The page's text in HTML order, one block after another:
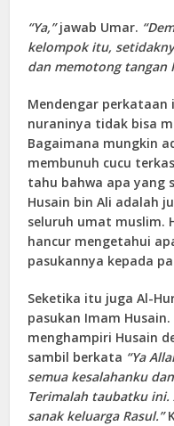
“Ya,”jawab Umar.
kelompok itu,
dan memotong tangan
Mendengar
nuraninya tidak bisa
Bagaimana mungkin
membunuh cucu
tahu bahwa apa yang
Husain bin Ali adalah
seluruh umat muslim.
hancur mengetahui
pasukannya kepada
Seketika itu juga Al-
pasukan Imam
menghampiri Husain
sambil berkata “Ya
semua kesalahanku
Terimalah taubatku
sanak keluarga Rasul.”